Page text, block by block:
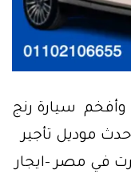
وأفخم سيارة رنج
موديل تأجير
في مصر –ايجار